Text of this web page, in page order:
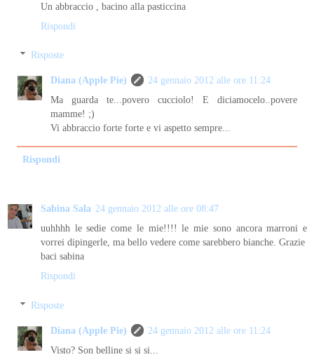
Un abbraccio , bacino alla pasticcina
Rispondi
Risposte
Diana (Apple Pie)
24 gennaio 2012 alle ore 11:24
Ma guarda te...povero cucciolo! E diciamocelo..povere
mamme! ;)
Vi abbraccio forte forte e vi aspetto sempre...
Rispondi
Sabina Sala 24 gennaio 2012 alle ore 08:47
uuhhhh le sedie come le mie!!!! le mie sono ancora marroni e
vorrei dipingerle, ma bello vedere come sarebbero bianche. Grazie
baci sabina
Rispondi
Risposte
Diana (Apple Pie)
24 gennaio 2012 alle ore 11:24
Visto? Son belline si si si...